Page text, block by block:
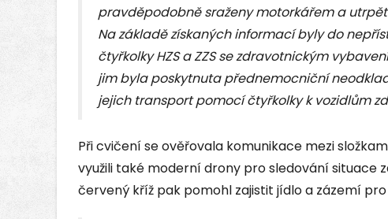
pravděpodobně sraženy motorkářem a
Na základě získaných informací byly do
čtyřkolky HZS a ZZS se zdravotnickým
jim byla poskytnuta přednemocniční
jejich transport pomocí čtyřkolky k vozidlům
Při cvičení se ověřovala komunikace mezi
využili také moderní drony pro sledování situace
červený kříž pak pomohl zajistit jídlo a zázemí